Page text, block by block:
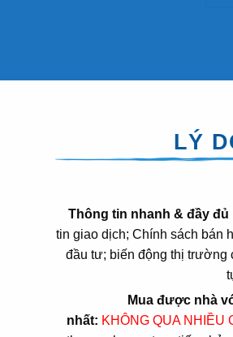
LÝ
Thông tin nhanh & đầy đủ
tin giao dịch; Chính sách bán
đầu tư; biến động thị trường
Mua được nhà
nhất: KHÔNG QUA NHIỀU